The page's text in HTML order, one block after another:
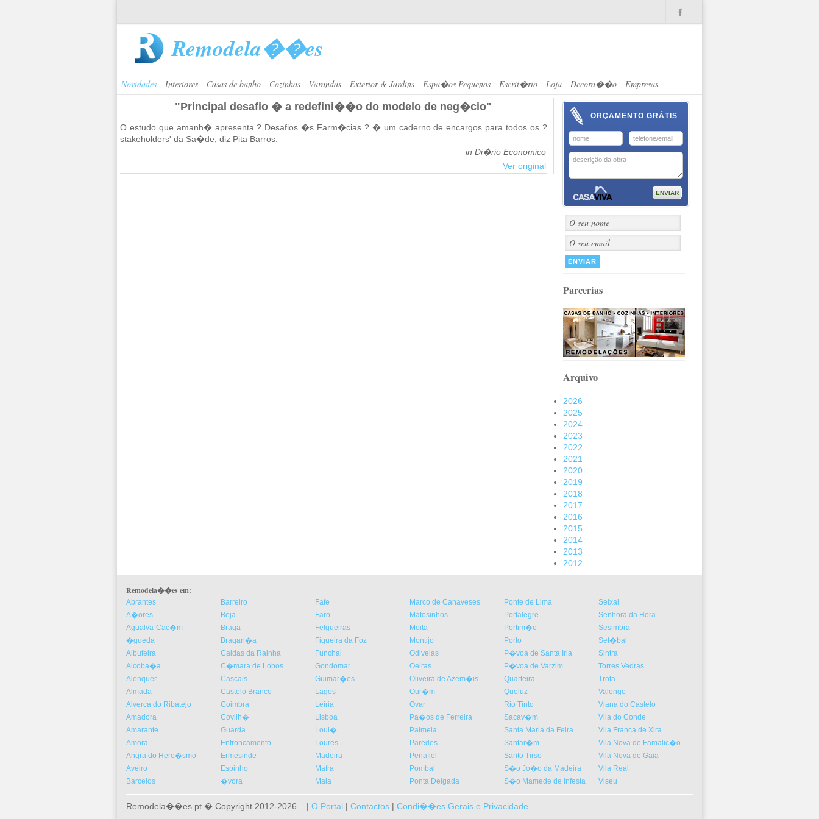
Remodela��es
Novidades Interiores Casas de banho Cozinhas Varandas Exterior & Jardins Espa�os Pequenos Escrit�rio Loja Decora��o Empresas
"Principal desafio � a redefini��o do modelo de neg�cio"
O es­tudo que amanh� apre­senta ? De­sa­fios �s Farm�cias ? � um ca­derno de en­cargos para todos os ?
sta­kehol­ders' da Sa�de, diz Pita Barros.
in Di�rio Economico
Ver original
ORÇAMENTO GRÁTIS
Parcerias
Arquivo
2026
2025
2024
2023
2022
2021
2020
2019
2018
2017
2016
2015
2014
2013
2012
Remodela��es em:
Abrantes
A�ores
Agualva-Cac�m
�gueda
Albufeira
Alcoba�a
Alenquer
Almada
Alverca do Ribatejo
Amadora
Amarante
Amora
Angra do Hero�smo
Aveiro
Barcelos
Barreiro
Beja
Braga
Bragan�a
Caldas da Rainha
C�mara de Lobos
Cascais
Castelo Branco
Coimbra
Covilh�
Guarda
Entroncamento
Ermesinde
Espinho
�vora
Fafe
Faro
Felgueiras
Figueira da Foz
Funchal
Gondomar
Guimar�es
Lagos
Leiria
Lisboa
Loul�
Loures
Madeira
Mafra
Maia
Marco de Canaveses
Matosinhos
Moita
Montijo
Odivelas
Oeiras
Oliveira de Azem�is
Our�m
Ovar
Pa�os de Ferreira
Palmela
Paredes
Penafiel
Pombal
Ponta Delgada
Ponte de Lima
Portalegre
Portim�o
Porto
P�voa de Santa Iria
P�voa de Varzim
Quarteira
Queluz
Rio Tinto
Sacav�m
Santa Maria da Feira
Santar�m
Santo Tirso
S�o Jo�o da Madeira
S�o Mamede de Infesta
Seixal
Senhora da Hora
Sesimbra
Set�bal
Sintra
Torres Vedras
Trofa
Valongo
Viana do Castelo
Vila do Conde
Vila Franca de Xira
Vila Nova de Famalic�o
Vila Nova de Gaia
Vila Real
Viseu
Remodela��es.pt � Copyright 2012-2026. . | O Portal | Contactos | Condi��es Gerais e Privacidade